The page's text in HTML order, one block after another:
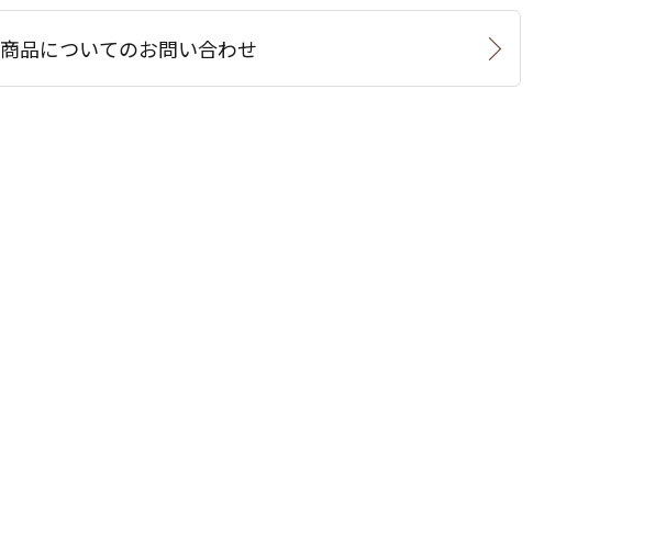
商品についてのお問い合わせ